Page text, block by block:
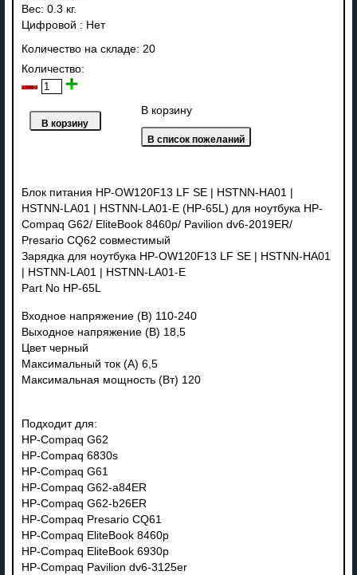
Вес: 0.3 кг.
Цифровой : Нет
Количество на складе: 20
Количество:
В корзину
Блок питания HP-OW120F13 LF SE | HSTNN-HA01 |
HSTNN-LA01 | HSTNN-LA01-E (HP-65L) для ноутбука HP-
Compaq G62/ EliteBook 8460p/ Pavilion dv6-2019ER/
Presario CQ62 совместимый
Зарядка для ноутбука HP-OW120F13 LF SE | HSTNN-HA01
| HSTNN-LA01 | HSTNN-LA01-E
Part No HP-65L
Входное напряжение (В) 110-240
Выходное напряжение (В) 18,5
Цвет черный
Максимальный ток (А) 6,5
Максимальная мощность (Вт) 120
Подходит для:
HP-Compaq G62
HP-Compaq 6830s
HP-Compaq G61
HP-Compaq G62-a84ER
HP-Compaq G62-b26ER
HP-Compaq Presario CQ61
HP-Compaq EliteBook 8460p
HP-Compaq EliteBook 6930p
HP-Compaq Pavilion dv6-3125er